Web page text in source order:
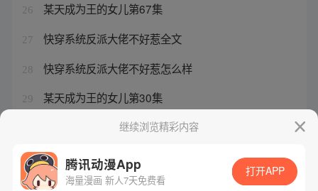
26 某天成为王的女儿第67集
27 快穿系统反派大佬不好惹全文
28 快穿系统反派大佬不好惹怎么样
29 某天成为王的女儿第30集
某天成为王的女儿的女主角是谁
继续浏览精彩内容
腾讯动漫App
海量漫画 新人7天免费看
打开APP